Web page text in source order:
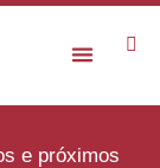
e próximos